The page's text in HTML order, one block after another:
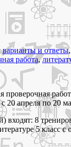
варианты и ответы,
работа,
проверочная
20 апреля по 20
входят: 8
5 класс с